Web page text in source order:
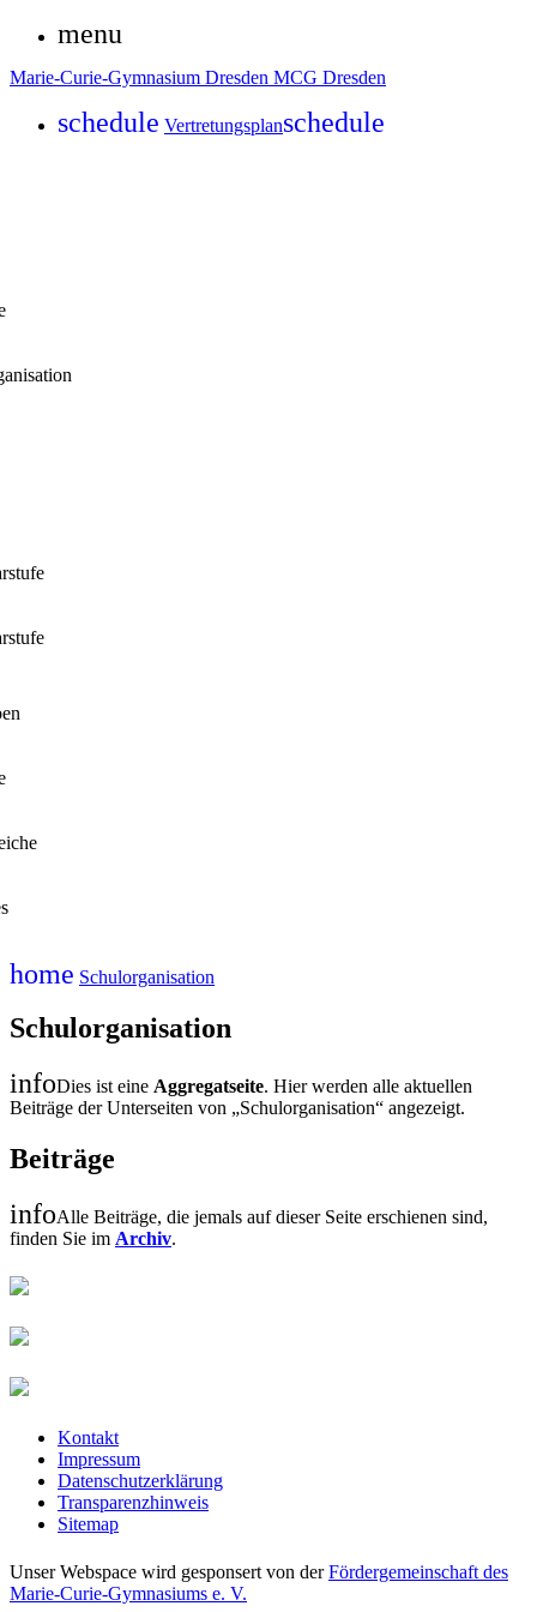
menu
Marie-Curie-Gymnasium Dresden MCG Dresden
schedule Vertretungsplanschedule
home Schulorganisation
Schulorganisation
infoDies ist eine Aggregatseite. Hier werden alle aktuellen
Beiträge der Unterseiten von „Schulorganisation“ angezeigt.
Beiträge
infoAlle Beiträge, die jemals auf dieser Seite erschienen sind,
finden Sie im Archiv.
Kontakt
Impressum
Datenschutzerklärung
Transparenzhinweis
Sitemap
Unser Webspace wird gesponsert von derFördergemeinschaft des
Marie-Curie-Gymnasiums e. V.